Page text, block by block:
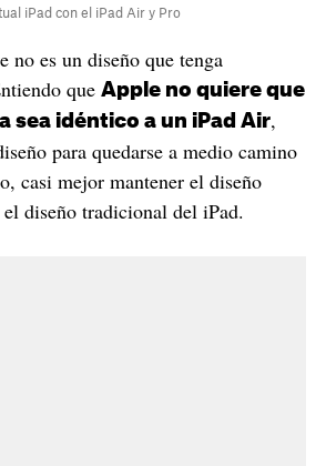
iPad con el iPad Air y Pro
no es un diseño que tenga
que Apple no quiere que
sea idéntico a un iPad Air,
para quedarse a medio camino
casi mejor mantener el diseño
el diseño tradicional del iPad.